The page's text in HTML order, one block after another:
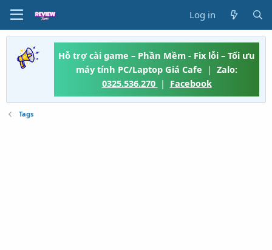
Log in
Hỗ trợ cài game – Phần Mềm - Fix lỗi – Tối ưu
máy tính PC/Laptop Giá Cafe | Zalo:
0325.536.270 | Facebook
Tags